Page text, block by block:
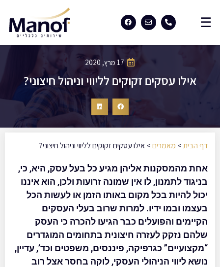
17 מרץ, 2020
אילו עסקים זקוקים לליווי וניהול חיצוני?
דף הבית> מאמרים>אילו עסקים זקוקים לליווי וניהול חיצוני?
אחת מהמסקנות אליהן מגיע כל בעל עסק, היא, כי,
בניגוד לתמנון, לו אין שמונה זרועות ולכן, הוא איננו
יכול להיות בכל מקום באותו הזמן או לעשות הכל
בעצמו ובמו ידיו. למרות שרוב בעלי העסקים
הקיימים והפועלים כבר הגיעו להכרה כי העסק
שלהם נזקק לעזרה חיצונית בתחומים המוגדרים
“מקצועיים” כגרפיקה, פיננסים, משפטים וכד’, עדיין,
נושא ליווי הניהולי העסקי, לוקה בחסר אצל רוב